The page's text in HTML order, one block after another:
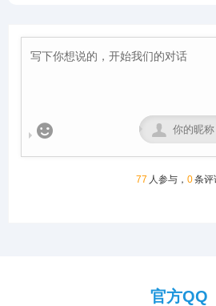
地。
20000多羽赛鸽。从配件设施
 
77 人参与， 0条评
官方QQ